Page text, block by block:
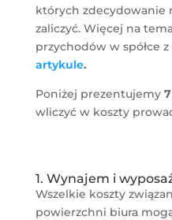
których zdecydowanie
zaliczyć. Więcej na
przychodów w spółce z
artykule.
Poniżej prezentujemy
wliczyć w koszty
1. Wynajem i
Wszelkie koszty
powierzchni biura